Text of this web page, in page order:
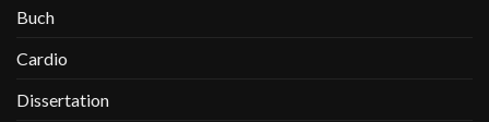
Buch
Cardio
Dissertation